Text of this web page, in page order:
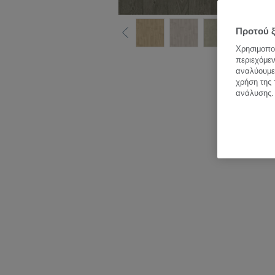
Προτού
χρήση της
ανάλυσης.